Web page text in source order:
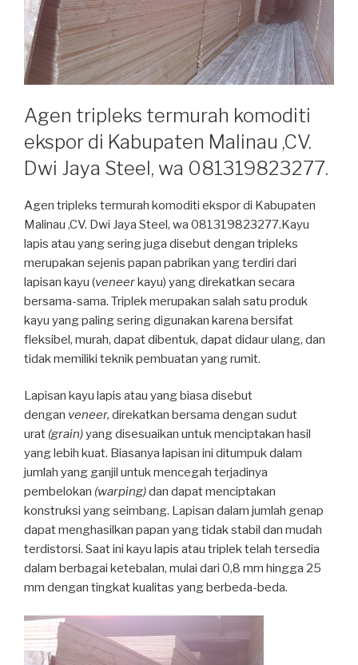
Agen tripleks termurah komoditi
ekspor di Kabupaten Malinau ,CV.
Dwi Jaya Steel, wa 081319823277.
Agen tripleks termurah komoditi ekspor di Kabupaten
Malinau ,CV. Dwi Jaya Steel, wa 081319823277.Kayu
lapis atau yang sering juga disebut dengan tripleks
merupakan sejenis papan pabrikan yang terdiri dari
lapisan kayu (veneerkayu) yang direkatkan secara
bersama-sama. Triplek merupakan salah satu produk
kayu yang paling sering digunakan karena bersifat
fleksibel, murah, dapat dibentuk, dapat didaur ulang, dan
tidak memiliki teknik pembuatan yang rumit.
Lapisan kayu lapis atau yang biasa disebut
dengan veneer, direkatkan bersama dengan sudut
urat (grain)yang disesuaikan untuk menciptakan hasil
yang lebih kuat. Biasanya lapisan ini ditumpuk dalam
jumlah yang ganjil untuk mencegah terjadinya
pembelokan (warping)dan dapat menciptakan
konstruksi yang seimbang. Lapisan dalam jumlah genap
dapat menghasilkan papan yang tidak stabil dan mudah
terdistorsi. Saat ini kayu lapis atau triplek telah tersedia
dalam berbagai ketebalan, mulai dari 0,8 mm hingga 25
mm dengan tingkat kualitas yang berbeda-beda.